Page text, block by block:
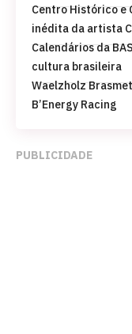
Centro Histórico e
inédita da artista
Calendários da
cultura brasileira
Waelzholz
B’Energy Racing
PUBLICIDADE